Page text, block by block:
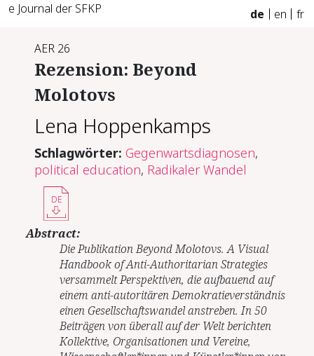
e Journal der SFKP de en fr
AER 26
Rezension: Beyond
Molotovs
Lena Hoppenkamps
Schlagwörter: Gegenwartsdiagnosen,
political education, Radikaler Wandel
DE
Abstract:
Die Publikation Beyond Molotovs. A Visual
Handbook of Anti-Authoritarian Strategies
versammelt Perspektiven, die aufbauend auf
einem anti-autoritären Demokratieverständnis
einen Gesellschaftswandel anstreben. In 50
Beiträgen von überall auf der Welt berichten
Kollektive, Organisationen und Vereine,